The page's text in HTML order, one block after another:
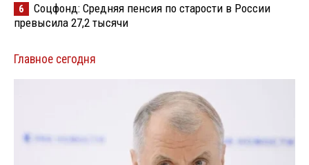
6
Соцфонд: Средняя пенсия по старости в России
превысила 27,2 тысячи
Главное сегодня